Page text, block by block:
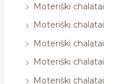
Moteriški chalatai
Moteriški chalatai
Moteriški chalatai
Moteriški chalatai
Moteriški chalatai